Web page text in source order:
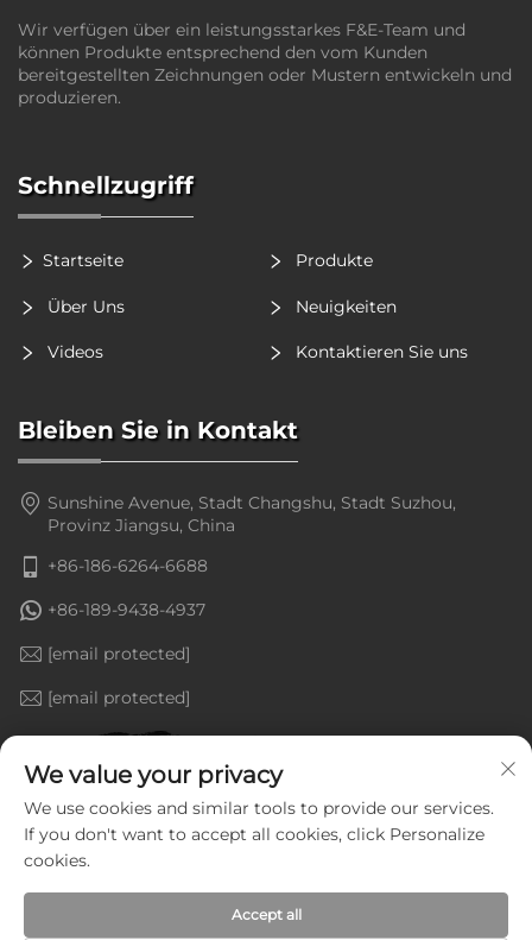
Wir verfügen über ein leistungsstarkes F&E-Team und
können Produkte entsprechend den vom Kunden
bereitgestellten Zeichnungen oder Mustern entwickeln und
produzieren.
Schnellzugriff
Startseite Produkte
Über Uns Neuigkeiten
Videos Kontaktieren Sie uns
Bleiben Sie in Kontakt
Sunshine Avenue, Stadt Changshu, Stadt Suzhou,
Provinz Jiangsu, China
+86-186-6264-6688
+86-189-9438-4937
[email protected]
[email protected]
We value your privacy
We use cookies and similar tools to provide our services.
If you don't want to accept all cookies, click Personalize
cookies.
Accept all